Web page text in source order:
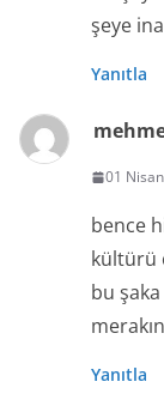
şeye
Yanıtla
01
bence
kültürü
bu
Yanıtla